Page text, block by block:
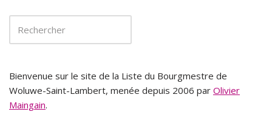
Bienvenue sur le site de la Liste du Bourgmestre de
Woluwe-Saint-Lambert, menée depuis 2006 par Olivier
Maingain.